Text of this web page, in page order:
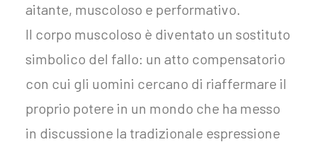
aitante, muscoloso e performativo.
Il corpo muscoloso è diventato un sostituto
simbolico del fallo: un atto compensatorio
con cui gli uomini cercano di riaffermare il
proprio potere in un mondo che ha messo
in discussione la tradizionale espressione